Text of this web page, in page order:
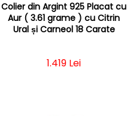
Colier din Argint 925 Placat cu
Aur ( 3.61 grame ) cu Citrin
Ural și Carneol 18 Carate
Preț obișnuit
1.419 Lei